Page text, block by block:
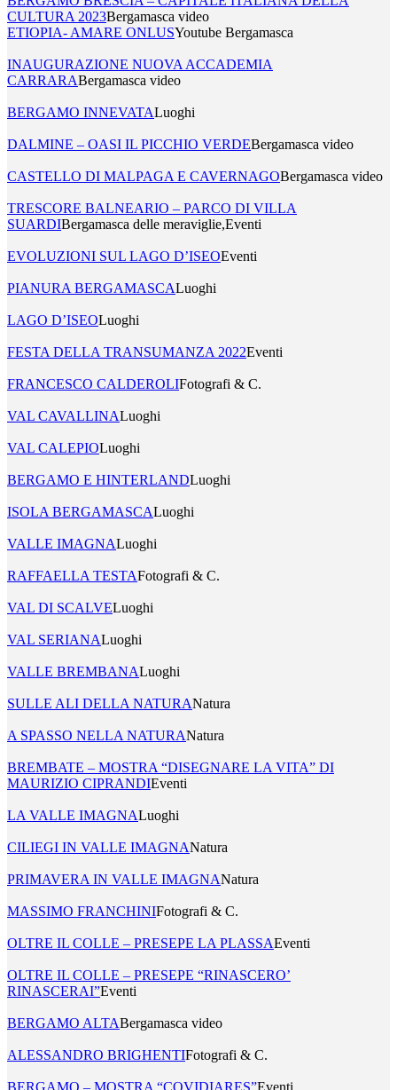
CULTURA 2023Bergamasca video
ETIOPIA- AMARE ONLUSYoutube Bergamasca
INAUGURAZIONE NUOVA ACCADEMIA
CARRARABergamasca video
BERGAMO INNEVATALuoghi
DALMINE – OASI IL PICCHIO VERDEBergamasca video
CASTELLO DI MALPAGA E CAVERNAGOBergamasca video
TRESCORE BALNEARIO – PARCO DI VILLA
SUARDIBergamasca delle meraviglie,Eventi
EVOLUZIONI SUL LAGO D’ISEOEventi
PIANURA BERGAMASCALuoghi
LAGO D’ISEOLuoghi
FESTA DELLA TRANSUMANZA 2022Eventi
FRANCESCO CALDEROLIFotografi & C.
VAL CAVALLINALuoghi
VAL CALEPIOLuoghi
BERGAMO E HINTERLANDLuoghi
ISOLA BERGAMASCALuoghi
VALLE IMAGNALuoghi
RAFFAELLA TESTAFotografi & C.
VAL DI SCALVELuoghi
VAL SERIANALuoghi
VALLE BREMBANALuoghi
SULLE ALI DELLA NATURANatura
A SPASSO NELLA NATURANatura
BREMBATE – MOSTRA “DISEGNARE LA VITA” DI
MAURIZIO CIPRANDIEventi
LA VALLE IMAGNALuoghi
CILIEGI IN VALLE IMAGNANatura
PRIMAVERA IN VALLE IMAGNANatura
MASSIMO FRANCHINIFotografi & C.
OLTRE IL COLLE – PRESEPE LA PLASSAEventi
OLTRE IL COLLE – PRESEPE “RINASCERO’
RINASCERAI”Eventi
BERGAMO ALTABergamasca video
ALESSANDRO BRIGHENTIFotografi & C.
BERGAMO – MOSTRA “COVIDIARES”Eventi